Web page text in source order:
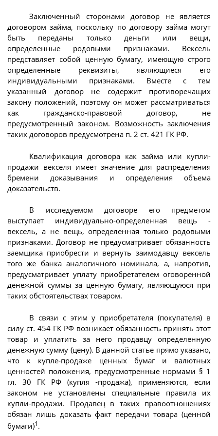
Заключенный сторонами договор не является
договором займа, поскольку по договору займа могут
быть переданы только деньги или вещи,
определенные родовыми признаками. Вексель
представляет собой ценную бумагу, имеющую строго
определенные реквизиты, являющиеся его
индивидуальными признаками. Вместе с тем
указанный договор не содержит противоречащих
закону положений, поэтому он может рассматриваться
как гражданско-правовой договор, не
предусмотренный законом. Возможность заключения
таких договоров предусмотрена п. 2 ст. 421 ГК РФ.
Квалификация договора как займа или купли-
продажи векселя имеет значение для распределения
бремени доказывания и определения объема
доказательств.
В исследуемом договоре его предметом
выступает индивидуально-определенная вещь -
вексель, а не вещь, определенная только родовыми
признаками. Договор не предусматривает обязанность
заемщика приобрести и вернуть заимодавцу вексель
того же банка аналогичного номинала, а, напротив,
предусматривает уплату приобретателем оговоренной
денежной суммы за ценную бумагу, являющуюся при
таких обстоятельствах товаром.
В связи с этим у приобретателя (покупателя) в
силу ст. 454 ГК РФ возникает обязанность принять этот
товар и уплатить за него продавцу определенную
денежную сумму (цену). В данной статье прямо указано,
что к купле-продаже ценных бумаг и валютных
ценностей положения, предусмотренные нормами § 1
гл. 30 ГК РФ (купля -продажа), применяются, если
законом не установлены специальные правила их
купли-продажи. Продавец в таких правоотношениях
обязан лишь доказать факт передачи товара (ценной
бумаги)1.